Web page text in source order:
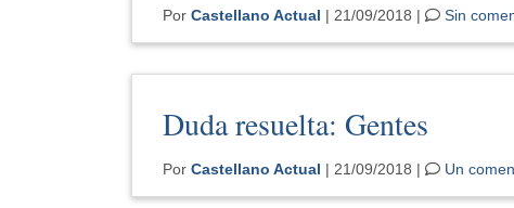
Por Castellano Actual | 21/09/2018 | Sin
Duda resuelta: Gentes
Por Castellano Actual | 21/09/2018 | Un